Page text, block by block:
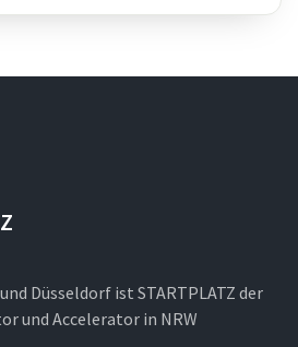
Düsseldorf ist STARTPLATZ der
und Accelerator in NRW